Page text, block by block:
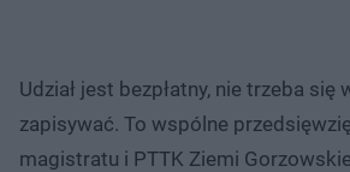
Udział jest bezpłatny, nie trzeba się
zapisywać. To wspólne
magistratu i PTTK Ziemi